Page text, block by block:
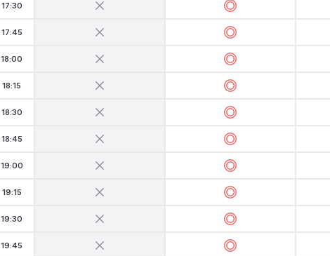
17:30
17:45
18:00
18:15
18:30
18:45
19:00
19:15
19:30
19:45